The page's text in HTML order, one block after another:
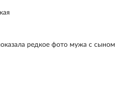
редкое фото мужа с сыном